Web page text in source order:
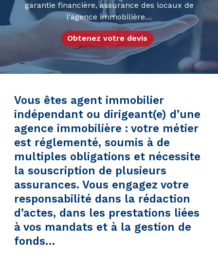
garantie financière, assurance des locaux de
l'agence immobilière…
Obtenez votre devis
Vous êtes agent immobilier
indépendant ou dirigeant(e) d’une
agence immobilière : votre métier
est réglementé, soumis à de
multiples obligations et nécessite
la souscription de plusieurs
assurances. Vous engagez votre
responsabilité dans la rédaction
d’actes, dans les prestations liées
à vos mandats et à la gestion de
fonds…